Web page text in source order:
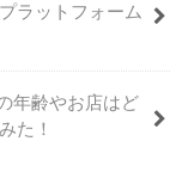
ラットフォーム
年齢やお店はど
た！